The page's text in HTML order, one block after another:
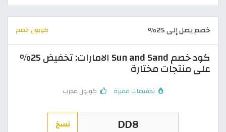
خصم يصل إلى 25% كوبون خصم
كود خصم Sun and Sand الامارات: تخفيض 25%
على منتجات مختارة
تخفيضات مميزة كوبون مجرب
نسخ